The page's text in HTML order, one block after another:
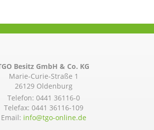
Besitz GmbH & Co. KG
Marie-Curie-Straße 1
26129 Oldenburg
Telefon: 0441 36116-0
Telefax: 0441 36116-109
Email: info@­tgo-online.de